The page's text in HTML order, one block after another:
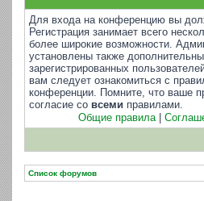
Для входа на конференцию вы
Регистрация занимает всего
более широкие возможности.
установлены также
зарегистрированных
вам следует ознакомиться с
конференции. Помните, что ваше
согласие со всеми правилами.
Общие правила|
Список форумов